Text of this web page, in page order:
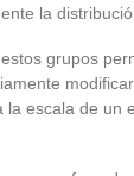
la
grupos
escala de un